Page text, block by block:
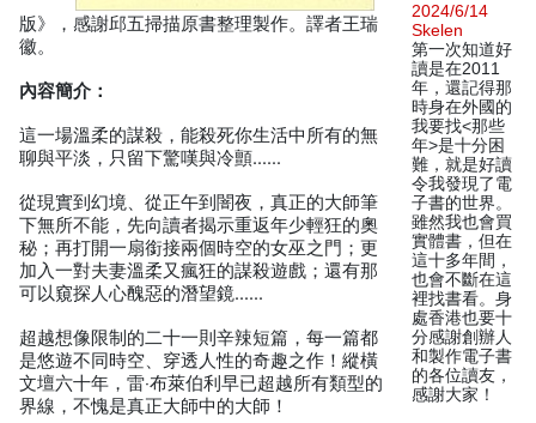
版》，感謝邱五掃描原書整理製作。譯者王瑞
徽。
內容簡介：
這一場溫柔的謀殺，能殺死你生活中所有的無
聊與平淡，只留下驚嘆與冷顫……
從現實到幻境、從正午到闇夜，真正的大師筆
下無所不能，先向讀者揭示重返年少輕狂的奧
秘；再打開一扇銜接兩個時空的女巫之門；更
加入一對夫妻溫柔又瘋狂的謀殺遊戲；還有那
可以窺探人心醜惡的潛望鏡……
超越想像限制的二十一則辛辣短篇，每一篇都
是悠遊不同時空、穿透人性的奇趣之作！縱橫
文壇六十年，雷‧布萊伯利早已超越所有類型的
界線，不愧是真正大師中的大師！
2024/6/14
Skelen
第一次知道好
讀是在2011
年，還記得那
時身在外國的
我要找<那些
年>是十分困
難，就是好讀
令我發現了電
子書的世界。
雖然我也會買
實體書，但在
這十多年間，
也會不斷在這
裡找書看。身
處香港也要十
分感謝創辦人
和製作電子書
的各位讀友，
感謝大家！